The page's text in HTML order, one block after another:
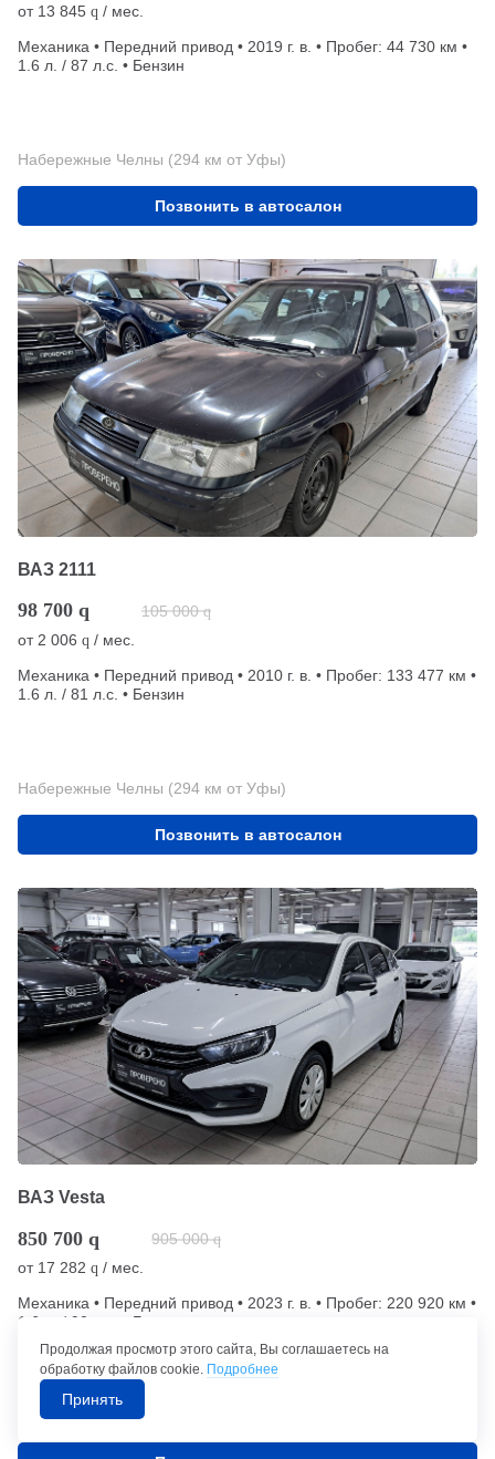
от 13 845 q / мес.
Механика • Передний привод • 2019 г. в. • Пробег: 44 730 км •
1.6 л. / 87 л.с. • Бензин
Набережные Челны (294 км от Уфы)
Позвонить в автосалон
ВАЗ 2111
98 700 q 105 000 q
от 2 006 q / мес.
Механика • Передний привод • 2010 г. в. • Пробег: 133 477 км •
1.6 л. / 81 л.с. • Бензин
Набережные Челны (294 км от Уфы)
Позвонить в автосалон
ВАЗ Vesta
850 700 q 905 000 q
от 17 282 q / мес.
Механика • Передний привод • 2023 г. в. • Пробег: 220 920 км •
1.6 л. / 90 л.с. • Бензин
Набережные Челны (294 км от Уфы)
Продолжая просмотр этого сайта, Вы соглашаетесь на
обработку файлов cookie. Подробнее
Принять